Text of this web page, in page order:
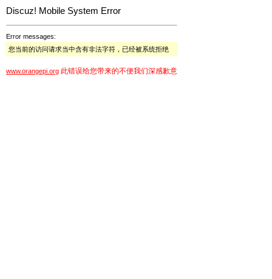
Discuz! Mobile System Error
Error messages:
您当前的访问请求当中含有非法字符，已经被系统拒绝
www.orangepi.org 此错误给您带来的不便我们深感歉意